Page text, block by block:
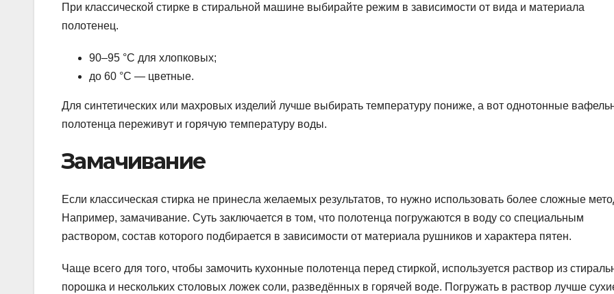
При классической стирке в стиральной машине выбирайте режим в зависимости от вида и материала
полотенец.
90–95 °C для хлопковых;
до 60 °C — цветные.
Для синтетических или махровых изделий лучше выбирать температуру пониже, а вот однотонные
полотенца переживут и горячую температуру воды.
Замачивание
Если классическая стирка не принесла желаемых результатов, то нужно использовать более сложные
Например, замачивание. Суть заключается в том, что полотенца погружаются в воду со специальным
раствором, состав которого подбирается в зависимости от материала рушников и характера пятен.
Чаще всего для того, чтобы замочить кухонные полотенца перед стиркой, используется раствор из
порошка и нескольких столовых ложек соли, разведённых в горячей воде. Погружать в раствор лучше